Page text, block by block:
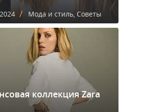
/ Мода и стиль, Советы
коллекция Zara